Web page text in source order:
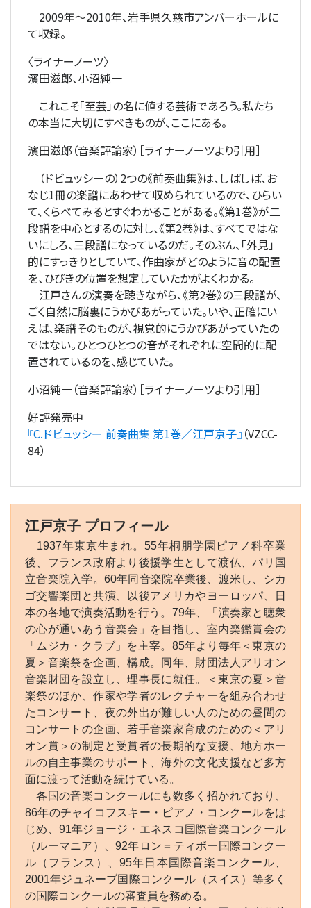
2009年～2010年、岩手県久慈市アンバーホールに
て収録。
〈ライナーノーツ〉
濱田滋郎、小沼純一
これこそ「至芸」の名に値する芸術であろう。私たち
の本当に大切にすべきものが、ここにある。
濱田滋郎（音楽評論家）［ライナーノーツより引用］
（ドビュッシーの）2つの《前奏曲集》は、しばしば、お
なじ1冊の楽譜にあわせて収められているので、ひらい
て、くらべてみるとすぐわかることがある。《第1巻》が二
段譜を中心とするのに対し、《第2巻》は、すべてではな
いにしろ、三段譜になっているのだ。そのぶん、「外見」
的にすっきりとしていて、作曲家がどのように音の配置
を、ひびきの位置を想定していたかがよくわかる。
江戸さんの演奏を聴きながら、《第2巻》の三段譜が、
ごく自然に脳裏にうかびあがっていた。いや、正確にい
えば、楽譜そのものが、視覚的にうかびあがっていたの
ではない。ひとつひとつの音がそれぞれに空間的に配
置されているのを、感じていた。
小沼純一（音楽評論家）［ライナーノーツより引用］
好評発売中
『C.ドビュッシー 前奏曲集 第1巻／江戸京子』 （VZCC-
84）
江戸京子 プロフィール
1937年東京生まれ。55年桐朋学園ピアノ科卒業
後、フランス政府より後援学生として渡仏、パリ国
立音楽院入学。60年同音楽院卒業後、渡米し、シカ
ゴ交響楽団と共演、以後アメリカやヨーロッパ、日
本の各地で演奏活動を行う。79年、「演奏家と聴衆
の心が通いあう音楽会」を目指し、室内楽鑑賞会の
「ムジカ・クラブ」を主宰。85年より毎年＜東京の
夏＞音楽祭を企画、構成。同年、財団法人アリオン
音楽財団を設立し、理事長に就任。＜東京の夏＞音
楽祭のほか、作家や学者のレクチャーを組み合わせ
たコンサート、夜の外出が難しい人のための昼間の
コンサートの企画、若手音楽家育成のための＜アリ
オン賞＞の制定と受賞者の長期的な支援、地方ホー
ルの自主事業のサポート、海外の文化支援など多方
面に渡って活動を続けている。
各国の音楽コンクールにも数多く招かれており、
86年のチャイコフスキー・ピアノ・コンクールをは
じめ、91年ジョージ・エネスコ国際音楽コンクール
（ルーマニア）、92年ロン＝ティボー国際コンクー
ル（フランス）、95年日本国際音楽コンクール、
2001年ジュネーブ国際コンクール（スイス）等多く
の国際コンクールの審査員を務める。